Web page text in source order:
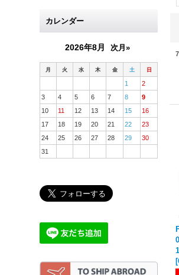
カレンダー
2026年8月 次月»
月 火 水 木 金 土 日
1
2
3
4 5 6 7 8
9
10
11 12 13 14 15
16
17
18 19 20 21 22
23
24
25 26 27 28 29
30
31
[